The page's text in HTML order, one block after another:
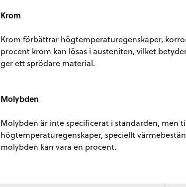
Krom
Krom förbättrar högtemperaturegenskaper,
procent krom kan lösas i austeniten, vilket
ger ett sprödare material.
Molybden
Molybden är inte specificerat i standarden, men
högtemperaturegenskaper, speciellt
molybden kan vara en procent.